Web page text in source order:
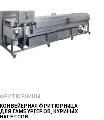
ФРИТЮРНИЦЫ
КОНВЕЙЕРНАЯ ФРИТЮРНИЦА
ДЛЯ ГАМБУРГЕРОВ, КУРИНЫХ
НАГЕТСОВ